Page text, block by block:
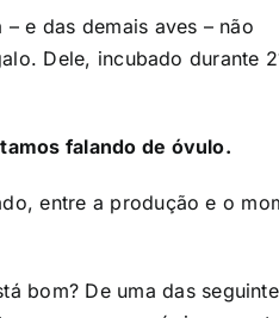
e das demais aves – não
Dele, incubado durante
falando de óvulo.
entre a produção e o
bom? De uma das